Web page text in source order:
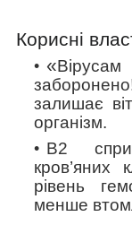
Корисні
«
залишає
організм.
В2
кров’яних
рівень
менше